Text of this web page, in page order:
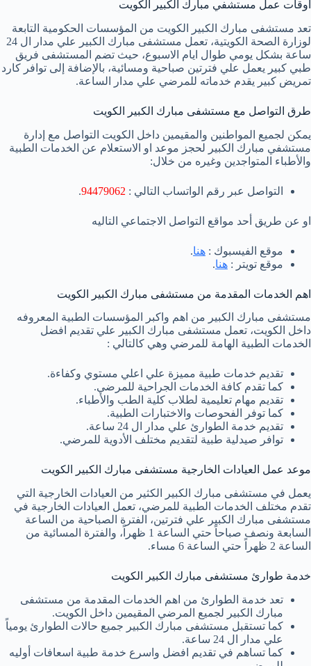
اوقات عمل مستشفي مبارك الكبير الكويت
تعد مستشفى مبارك الكبير الكويت من المؤسسات الحكومية التابعة
لوزارة الصحة الكويتية، تعمل مستشفى مبارك الكبير علي مدار ال 24
ساعة بشكل يومي طوال ايام الاسبوع، حيث تضم المستشفى فريق
طبي كبير يعمل علي فترتين صباحية ومسائية، بالإضافة إلى توافر كارد
تمريض كبير يقدم خدماته للمرضي علي مدار الساعة.
طرق التواصل مع مستشفى مبارك الكبير الكويت
يمكن لجميع المواطنين والمقيمين داخل الكويت التواصل مع إدارة
مستشفي مبارك الكبير لحجز موعد او الاستعلام عن الخدمات الطبية
والأطباء المتواجدين وغيره من خلال:
التواصل عبر رقم الواتساب التالي : 94479062
.
او عن طريق أحد مواقع التواصل الاجتماعي التاليه
موقع الفيسبوك : هنا.
موقع تويتر : هنا.
اهم الخدمات المقدمة من مستشفى مبارك الكبير الكويت
مستشفى مبارك الكبير من اهم واكبر المؤسسات الطبية المعروفه
داخل الكويت، تعمل مستشفى مبارك الكبير علي تقديم افضل
الخدمات الطبية الهامة للمرضي وهي كالتالي :
تقديم خدمات طبية مميزة علي اعلي مستوي وكفاءة.
كما تقدم كافة الخدمات الجراحية للمرضي.
تقديم مهام تعليمية لطلاب كلية الطب والأطباء.
كما توفر الفحوصات والاختبارات الطبية.
تقديم خدمة الطوارئ علي مدار ال 24 ساعة.
توافر صيدلية طبية لتقديم مختلف الأدوية للمرضي.
موعد عمل العيادات الخارجية مستشفى مبارك الكبير الكويت
يعمل في مستشفى مبارك الكبير الكثير من العيادات الخارجية التي
تقدم مختلف الخدمات الطبية للمرضي، تعمل العيادات الخارجية في
مستشفى مبارك الكبير علي فترتين، الفترة الصباحية من الساعة
السابعة ونصف صباحاً حتي الساعة 1 ظهراً، والفترة المسائية من
الساعة 2 ظهراً حتي الساعة 6 مساء.
خدمة طوارئ مستشفى مبارك الكبير الكويت
تعد خدمة الطوارئ من اهم الخدمات المقدمة من مستشفى
مبارك الكبير لجميع المرضي المقيمين داخل الكويت.
كما تستقبل مستشفى مبارك الكبير جميع حالات الطوارئ يومياً
علي مدار ال 24 ساعة.
كما تساهم في تقديم افضل واسرع خدمة طبية اسعافات أوليه